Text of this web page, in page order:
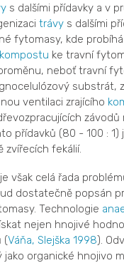
s dalšími přídavky a v
trávys dalšími
fytomasy, kde
kompostu ke travní
neboť travní
substrát,
ventilaci zrajícího
závodů
přídavků (80 - 100 :
zvířecích fekálií.
však celá řada
dostatečně popsán
Technologie
nejen hnojivé
(Váňa, Slejška 1998).
organické hnojivo